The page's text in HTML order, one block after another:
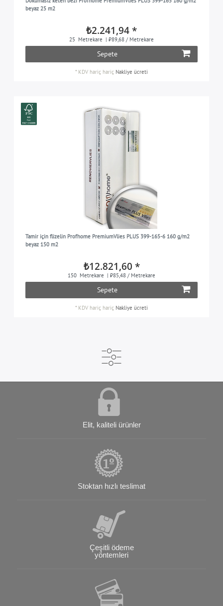
beyaz 25 m2
₺2.241,94 *
25 Metrekare | ₺89,68 / Metrekare
Sepete
* KDV hariç hariç Nakliye ücreti
Tamir için flizelin Profhome PremiumVlies PLUS 399-165-6 160 g/m2
beyaz 150 m2
₺12.821,60 *
150 Metrekare | ₺85,48 / Metrekare
Sepete
* KDV hariç hariç Nakliye ücreti
Elit, kaliteli ürünler
Stoktan hızlı teslimat
Çeşitli ödeme
yöntemleri